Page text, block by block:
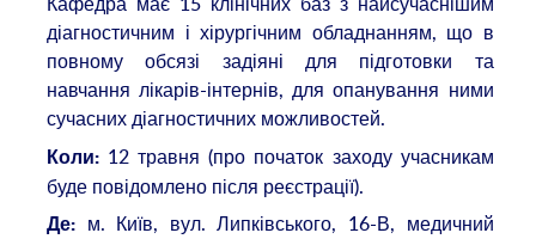
діагностичним і хірургічним обладнанням, що в
повному обсязі задіяні для підготовки та
навчання лікарів-інтернів, для опанування ними
сучасних діагностичних можливостей.
Коли: 12 травня (про початок заходу учасникам
буде повідомлено після реєстрації).
Де:
м. Київ, вул. Липківського, 16-В, медичний